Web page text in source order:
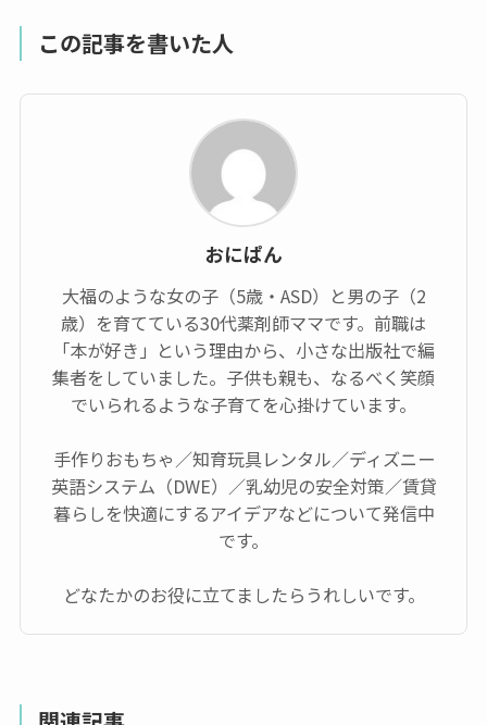
この記事を書いた人
おにぱん
大福のような女の子（5歳・ASD）と男の子（2
歳）を育てている30代薬剤師ママです。前職は
「本が好き」という理由から、小さな出版社で編
集者をしていました。子供も親も、なるべく笑顔
でいられるような子育てを心掛けています。
手作りおもちゃ／知育玩具レンタル／ディズニー
英語システム（DWE）／乳幼児の安全対策／賃貸
暮らしを快適にするアイデアなどについて発信中
です。
どなたかのお役に立てましたらうれしいです。